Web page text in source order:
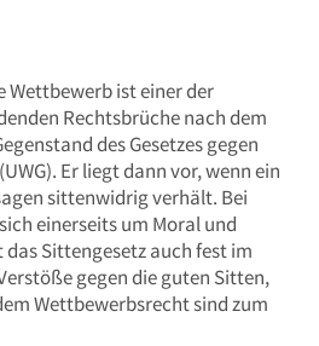
Wettbewerb ist einer der
Rechtsbrüche nach dem
des Gesetzes gegen
(UWG). Er liegt dann vor, wenn ein
sittenwidrig verhält. Bei
einerseits um Moral und
Sittengesetz auch fest im
gegen die guten Sitten,
Wettbewerbsrecht sind zum